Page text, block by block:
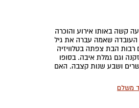
קשה באותו אירוע והוכרה
העובדה שאמה עברה את גיל
הבת צפתה בטלוויזיה
וגם גמלת איבה. בסופו
ושבע שנות קצבה. האם
משלם